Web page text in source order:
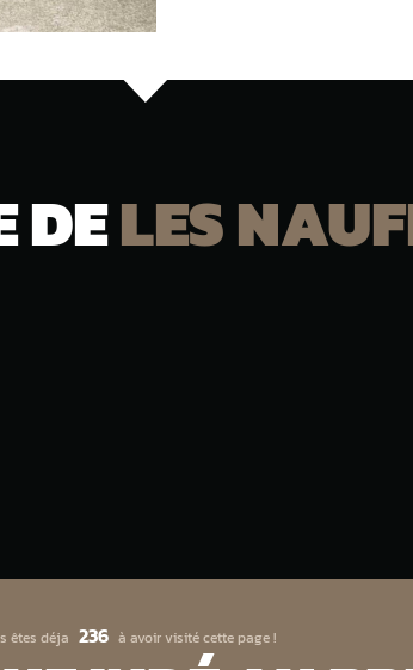
DELES
êtes déja 236 à avoir visité cette page !